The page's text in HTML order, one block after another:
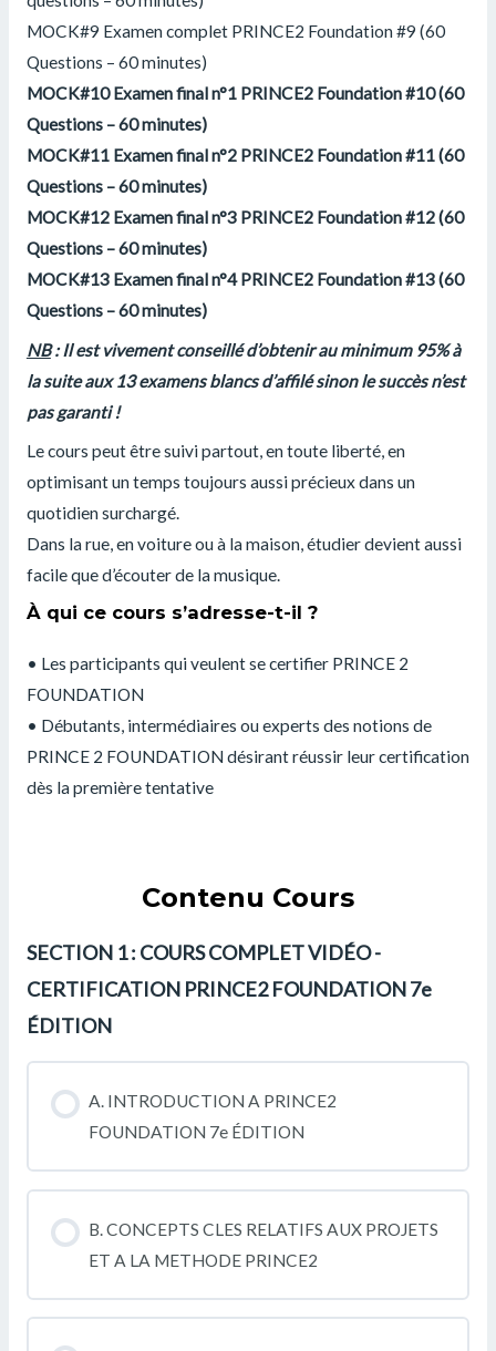
MOCK#9 Examen complet PRINCE2 Foundation #9 (60
Questions – 60 minutes)
MOCK#10 Examen final n°1 PRINCE2 Foundation #10 (60
Questions – 60 minutes)
MOCK#11 Examen final n°2 PRINCE2 Foundation #11 (60
Questions – 60 minutes)
MOCK#12 Examen final n°3 PRINCE2 Foundation #12 (60
Questions – 60 minutes)
MOCK#13 Examen final n°4 PRINCE2 Foundation #13 (60
Questions – 60 minutes)
NB: Il est vivement conseillé d’obtenir au minimum 95% à
la suite aux 13 examens blancs d’affilé sinon le succès n’est
pas garanti !
Le cours peut être suivi partout, en toute liberté, en
optimisant un temps toujours aussi précieux dans un
quotidien surchargé.
Dans la rue, en voiture ou à la maison, étudier devient aussi
facile que d’écouter de la musique.
À qui ce cours s’adresse-t-il ?
• Les participants qui veulent se certifier PRINCE 2
FOUNDATION
• Débutants, intermédiaires ou experts des notions de
PRINCE 2 FOUNDATION désirant réussir leur certification
dès la première tentative
Contenu Cours
SECTION 1 : COURS COMPLET VIDÉO -
CERTIFICATION PRINCE2 FOUNDATION 7e
ÉDITION
A. INTRODUCTION A PRINCE2
FOUNDATION 7e ÉDITION
B. CONCEPTS CLES RELATIFS AUX PROJETS
ET A LA METHODE PRINCE2